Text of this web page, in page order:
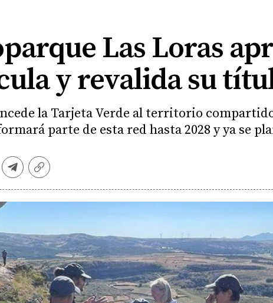
Las Loras
y revalida su
la Tarjeta Verde al territorio
parte de esta red hasta 2028 y ya se
Telegram
Copiar